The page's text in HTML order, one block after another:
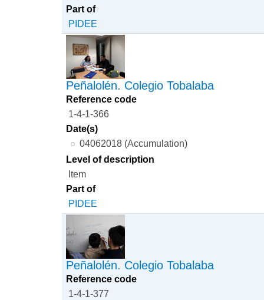
Part of
PIDEE
Peñalolén. Colegio Tobalaba
Reference code
1-4-1-366
Date(s)
04062018 (Accumulation)
Level of description
Item
Part of
PIDEE
Peñalolén. Colegio Tobalaba
Reference code
1-4-1-377